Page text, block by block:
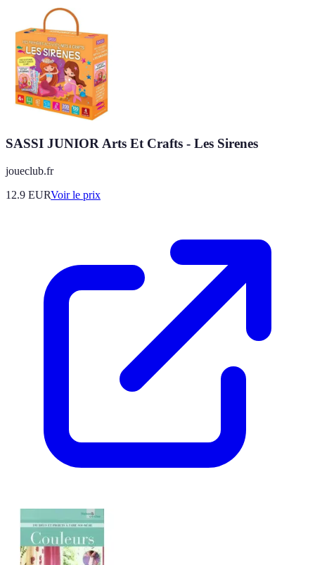
SASSI JUNIOR Arts Et Crafts - Les Sirenes
joueclub.fr
12.9 EURVoir le prix